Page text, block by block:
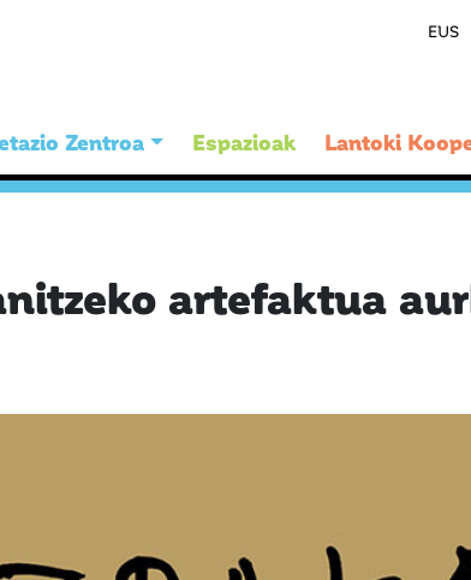
EUS
Zentroa Espazioak Lantoki
artefaktua